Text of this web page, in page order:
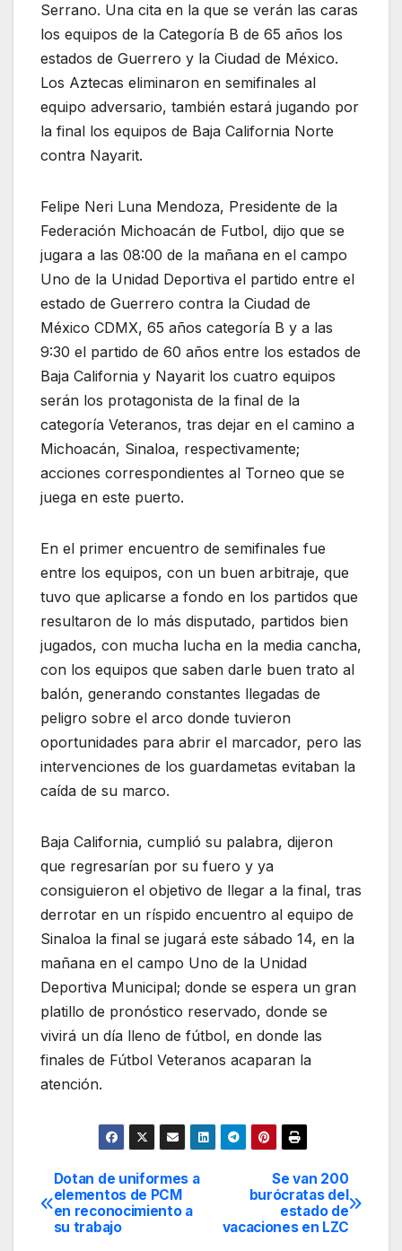
Serrano. Una cita en la que se verán las caras
los equipos de la Categoría B de 65 años los
estados de Guerrero y la Ciudad de México.
Los Aztecas eliminaron en semifinales al
equipo adversario, también estará jugando por
la final los equipos de Baja California Norte
contra Nayarit.
Felipe Neri Luna Mendoza, Presidente de la
Federación Michoacán de Futbol, dijo que se
jugara a las 08:00 de la mañana en el campo
Uno de la Unidad Deportiva el partido entre el
estado de Guerrero contra la Ciudad de
México CDMX, 65 años categoría B y a las
9:30 el partido de 60 años entre los estados de
Baja California y Nayarit los cuatro equipos
serán los protagonista de la final de la
categoría Veteranos, tras dejar en el camino a
Michoacán, Sinaloa, respectivamente;
acciones correspondientes al Torneo que se
juega en este puerto.
En el primer encuentro de semifinales fue
entre los equipos, con un buen arbitraje, que
tuvo que aplicarse a fondo en los partidos que
resultaron de lo más disputado, partidos bien
jugados, con mucha lucha en la media cancha,
con los equipos que saben darle buen trato al
balón, generando constantes llegadas de
peligro sobre el arco donde tuvieron
oportunidades para abrir el marcador, pero las
intervenciones de los guardametas evitaban la
caída de su marco.
Baja California, cumplió su palabra, dijeron
que regresarían por su fuero y ya
consiguieron el objetivo de llegar a la final, tras
derrotar en un ríspido encuentro al equipo de
Sinaloa la final se jugará este sábado 14, en la
mañana en el campo Uno de la Unidad
Deportiva Municipal; donde se espera un gran
platillo de pronóstico reservado, donde se
vivirá un día lleno de fútbol, en donde las
finales de Fútbol Veteranos acaparan la
atención.
Navegación
de
Se van 200
burócratas del
estado de
vacaciones en LZC
Dotan de uniformes a
elementos de PCM
en reconocimiento a
su trabajo